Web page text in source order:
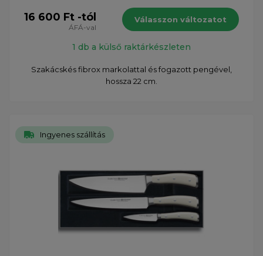
16 600 Ft -tól
ÁFÁ-val
Válasszon változatot
1 db a külső raktárkészleten
Szakácskés fibrox markolattal és fogazott pengével,
hossza 22 cm.
Ingyenes szállítás